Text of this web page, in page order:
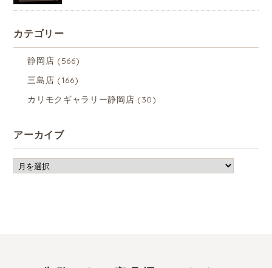
カテゴリー
静岡店 (566)
三島店 (166)
カリモクギャラリー静岡店 (30)
アーカイブ